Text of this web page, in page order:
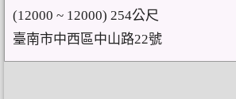
(12000 ~ 12000) 254公尺
臺南市中西區中山路22號